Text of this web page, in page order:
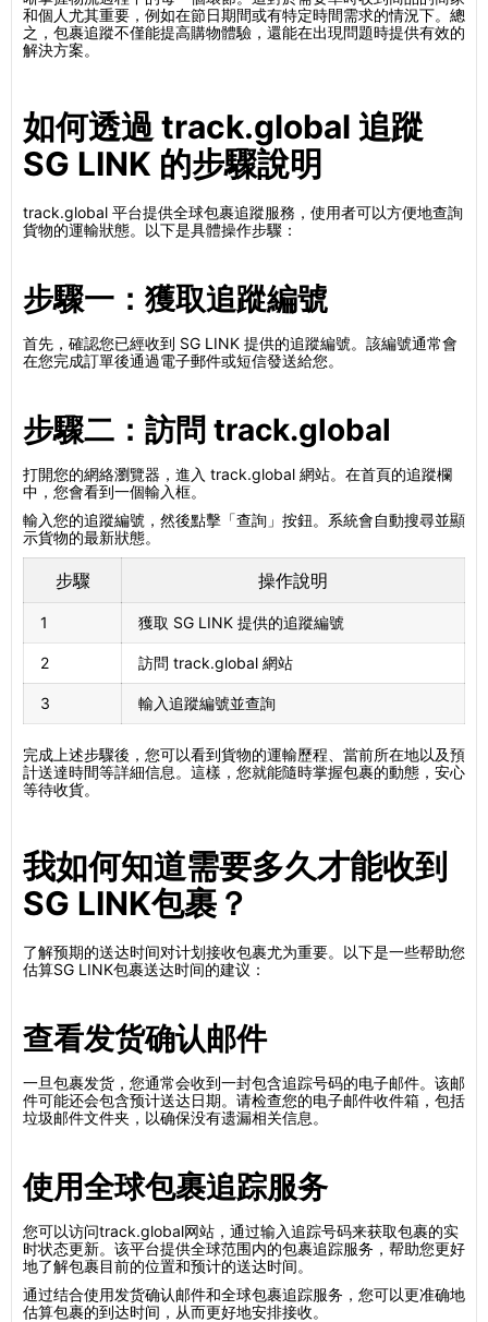
和個人尤其重要，例如在節日期間或有特定時間需求的情況下。總
之，包裹追蹤不僅能提高購物體驗，還能在出現問題時提供有效的
解決方案。
如何透過 track.global 追蹤
SG LINK 的步驟說明
track.global 平台提供全球包裹追蹤服務，使用者可以方便地查詢
貨物的運輸狀態。以下是具體操作步驟：
步驟一：獲取追蹤編號
首先，確認您已經收到 SG LINK 提供的追蹤編號。該編號通常會
在您完成訂單後通過電子郵件或短信發送給您。
步驟二：訪問 track.global
打開您的網絡瀏覽器，進入 track.global 網站。在首頁的追蹤欄
中，您會看到一個輸入框。
輸入您的追蹤編號，然後點擊「查詢」按鈕。系統會自動搜尋並顯
示貨物的最新狀態。
步驟 操作說明
1 獲取 SG LINK 提供的追蹤編號
2 訪問 track.global 網站
3 輸入追蹤編號並查詢
完成上述步驟後，您可以看到貨物的運輸歷程、當前所在地以及預
計送達時間等詳細信息。這樣，您就能隨時掌握包裹的動態，安心
等待收貨。
我如何知道需要多久才能收到
SG LINK包裹？
了解预期的送达时间对计划接收包裹尤为重要。以下是一些帮助您
估算SG LINK包裹送达时间的建议：
查看发货确认邮件
一旦包裹发货，您通常会收到一封包含追踪号码的电子邮件。该邮
件可能还会包含预计送达日期。请检查您的电子邮件收件箱，包括
垃圾邮件文件夹，以确保没有遗漏相关信息。
使用全球包裹追踪服务
您可以访问track.global网站，通过输入追踪号码来获取包裹的实
时状态更新。该平台提供全球范围内的包裹追踪服务，帮助您更好
地了解包裹目前的位置和预计的送达时间。
通过结合使用发货确认邮件和全球包裹追踪服务，您可以更准确地
估算包裹的到达时间，从而更好地安排接收。